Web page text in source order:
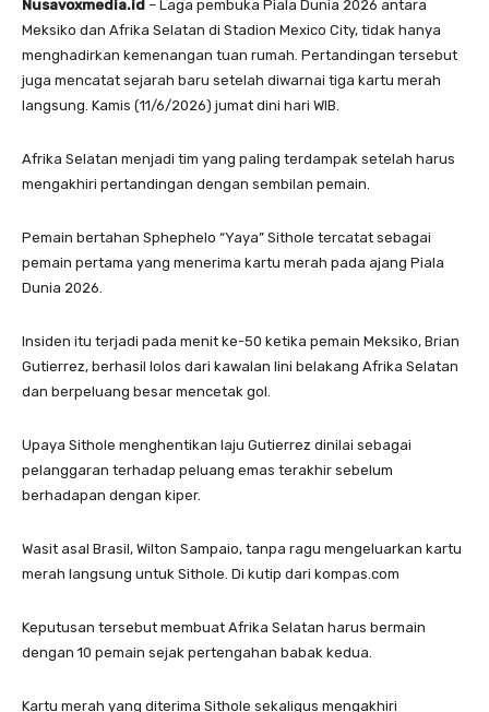
Nusavoxmedia.id – Laga pembuka Piala Dunia 2026 antara
Meksiko dan Afrika Selatan di Stadion Mexico City, tidak hanya
menghadirkan kemenangan tuan rumah. Pertandingan tersebut
juga mencatat sejarah baru setelah diwarnai tiga kartu merah
langsung. Kamis (11/6/2026) jumat dini hari WIB.
Afrika Selatan menjadi tim yang paling terdampak setelah harus
mengakhiri pertandingan dengan sembilan pemain.
Pemain bertahan Sphephelo “Yaya” Sithole tercatat sebagai
pemain pertama yang menerima kartu merah pada ajang Piala
Dunia 2026.
Insiden itu terjadi pada menit ke-50 ketika pemain Meksiko, Brian
Gutierrez, berhasil lolos dari kawalan lini belakang Afrika Selatan
dan berpeluang besar mencetak gol.
Upaya Sithole menghentikan laju Gutierrez dinilai sebagai
pelanggaran terhadap peluang emas terakhir sebelum
berhadapan dengan kiper.
Wasit asal Brasil, Wilton Sampaio, tanpa ragu mengeluarkan kartu
merah langsung untuk Sithole. Di kutip dari kompas.com
Keputusan tersebut membuat Afrika Selatan harus bermain
dengan 10 pemain sejak pertengahan babak kedua.
Kartu merah yang diterima Sithole sekaligus mengakhiri